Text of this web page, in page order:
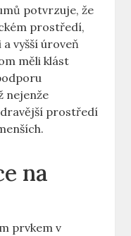
potvrzuje, že
prostředí,
vyšší úroveň
měli⁣ klást
⁣nejenže⁢
prostředí
na
prvkem v